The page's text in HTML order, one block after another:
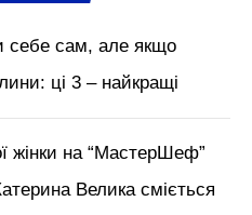
себе сам, але якщо
ці 3 – найкращі
жінки на “МастерШеф”
Велика сміється